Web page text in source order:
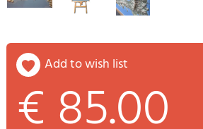
add to wish list
€ 85.00